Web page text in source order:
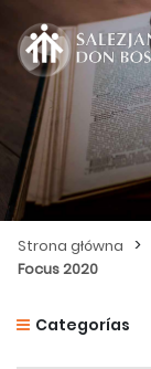
Strona główna >
Focus 2020
Categorías